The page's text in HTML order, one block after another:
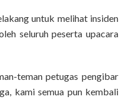
untuk melihat insiden
seluruh peserta upacara
teman petugas pengibar
kami semua pun kembali